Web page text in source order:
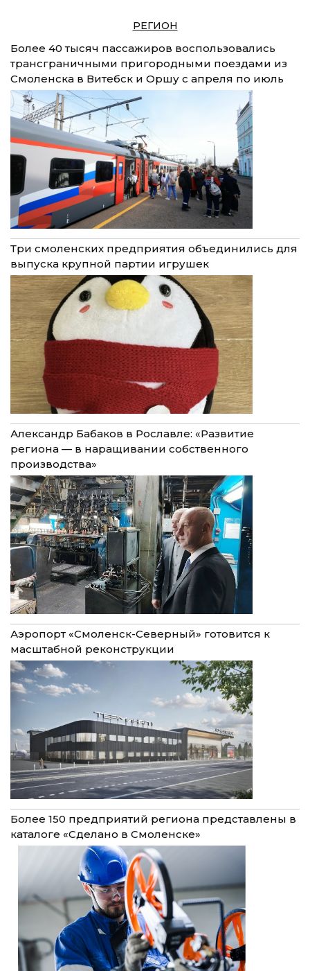
РЕГИОН
Более 40 тысяч пассажиров воспользовались
трансграничными пригородными поездами из
Смоленска в Витебск и Оршу с апреля по июль
Три смоленских предприятия объединились для
выпуска крупной партии игрушек
Александр Бабаков в Рославле: «Развитие
региона — в наращивании собственного
производства»
Аэропорт «Смоленск-Северный» готовится к
масштабной реконструкции
Более 150 предприятий региона представлены в
каталоге «Сделано в Смоленске»